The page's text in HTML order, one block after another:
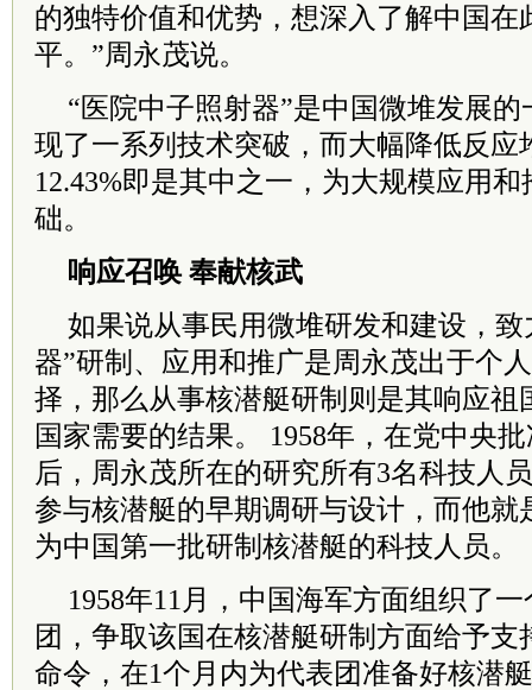
的独特价值和优势，想深入了解中国在
平。”周永茂说。
“医院中子照射器”是中国微堆发展
现了一系列技术突破，而大幅降低反应
12.43%即是其中之一，为大规模应用
础。
响应召唤 奉献核武
如果说从事民用微堆研发和建设，
器”研制、应用和推广是周永茂出于个
择，那么从事核潜艇研制则是其响应祖
国家需要的结果。 1958年，在党中央
后，周永茂所在的研究所有3名科技人
参与核潜艇的早期调研与设计，而他就
为中国第一批研制核潜艇的科技人员。
1958年11月，中国海军方面组织了
团，争取该国在核潜艇研制方面给予支
命令，在1个月内为代表团准备好核潜